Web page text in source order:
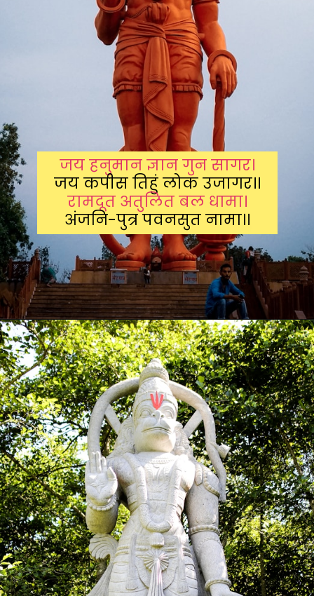
जय हनुमान ज्ञान गुन सागर।
रामदूत अतुलित बल धामा।
अंजनि-पुत्र पवनसुत नामा।।